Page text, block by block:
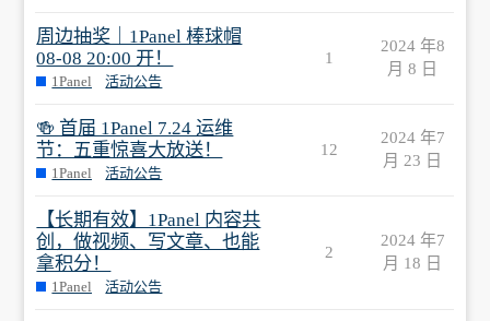
周边抽奖｜1Panel 棒球帽
08-08 20:00 开！
1Panel 活动公告
1
2024 年8
月 8 日
🍻 首届 1Panel 7.24 运维
节：五重惊喜大放送！
1Panel 活动公告
12
2024 年7
月 23 日
【长期有效】1Panel 内容共
创，做视频、写文章、也能
拿积分！
1Panel 活动公告
2
2024 年7
月 18 日